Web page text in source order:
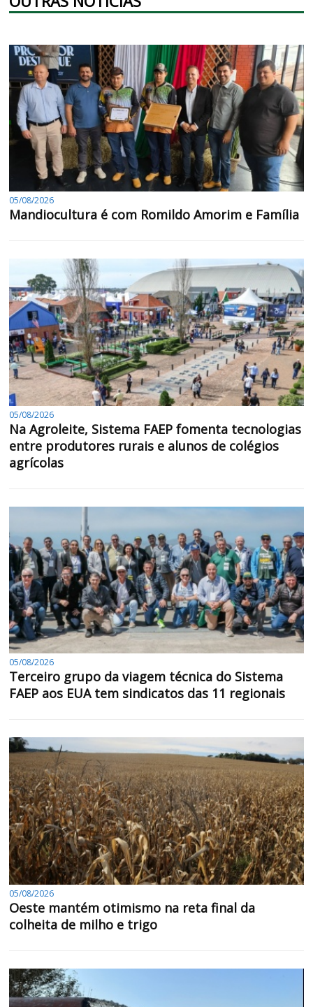
05/08/2026
Mandiocultura é com Romildo Amorim e Família
05/08/2026
Na Agroleite, Sistema FAEP fomenta tecnologias
entre produtores rurais e alunos de colégios
agrícolas
05/08/2026
Terceiro grupo da viagem técnica do Sistema
FAEP aos EUA tem sindicatos das 11 regionais
05/08/2026
Oeste mantém otimismo na reta final da
colheita de milho e trigo